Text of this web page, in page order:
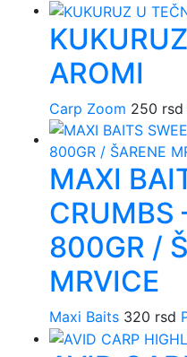
AROMI
Carp Zoom 250 rsd
MAXI
CRUMBS
800GR /
MRVICE
Maxi Baits 320 rsd